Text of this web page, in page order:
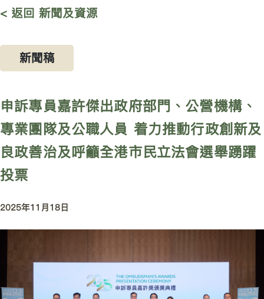
< 返回 新聞及資源
新聞稿
申訴專員嘉許傑出政府部門、公營機構、
專業團隊及公職人員 着力推動行政創新及
良政善治及呼籲全港市民立法會選舉踴躍
投票
2025年11月18日